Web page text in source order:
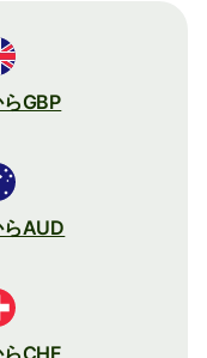
GBP
AUD
CHF